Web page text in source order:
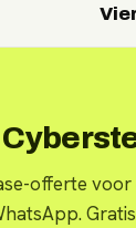
offerte voor